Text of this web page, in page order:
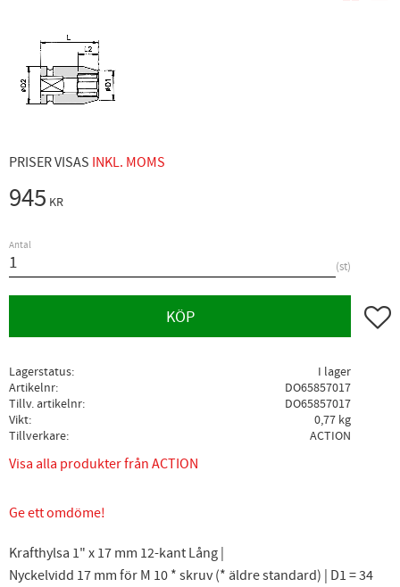
PRISER VISAS INKL. MOMS
945 KR
Antal
st
KÖP Lägg
Lagerstatus
I lager
Artikelnr
DO65857017
Tillv. artikelnr
DO65857017
Vikt
0,77 kg
Tillverkare
ACTION
Visa alla produkter från ACTION
Ge ett omdöme!
Krafthylsa 1" x 17 mm 12-kant Lång |
Nyckelvidd 17 mm för M 10 * skruv (* äldre standard) | D1 = 34